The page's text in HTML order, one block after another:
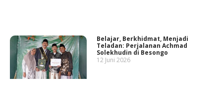
Belajar, Berkhidmat, Menjadi
Teladan: Perjalanan Achmad
Solekhudin di Besongo
12 Juni 2026